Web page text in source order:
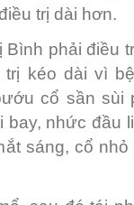
trị dài hơn.
phải điều
kéo dài vì
cổ sần sùi
bay, nhức đầu
sáng, cổ